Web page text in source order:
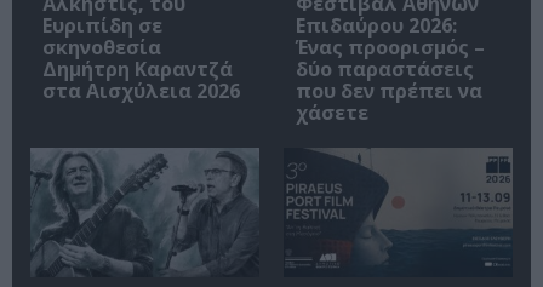
Ευριπίδη σε
σκηνοθεσία
Δημήτρη Καραντζά
στα Αισχύλεια 2026
Επιδαύρου 2026:
Ένας προορισμός –
δύο παραστάσεις
που δεν πρέπει να
χάσετε